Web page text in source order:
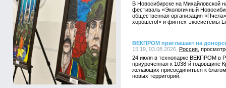
В Новосибирске на Михайловской
фестиваль «Экологичный
общественная организация
хорошего!» и финтех-экосистемы
ВЕКПРОМ приглашает на
15:19, 03.08.2026, Россия
24 июля в технопарке ВЕКПРОМ в
приуроченная к 1038-й годовщине
желающих присоединиться к
новых территорий.